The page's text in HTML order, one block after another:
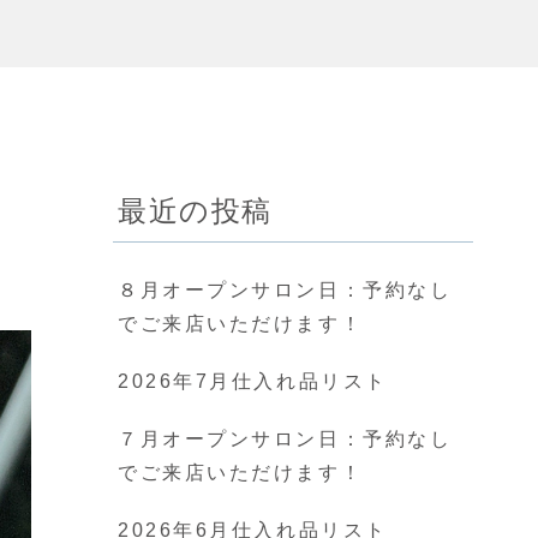
最近の投稿
８月オープンサロン日：予約なし
でご来店いただけます！
2026年7月仕入れ品リスト
７月オープンサロン日：予約なし
でご来店いただけます！
2026年6月仕入れ品リスト